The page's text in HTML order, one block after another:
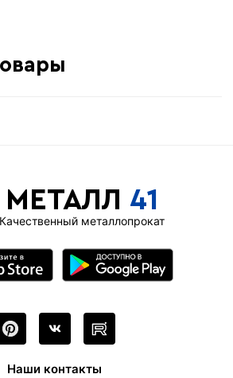
МЕТАЛЛ 41
Качественный металлопрокат
Наши контакты